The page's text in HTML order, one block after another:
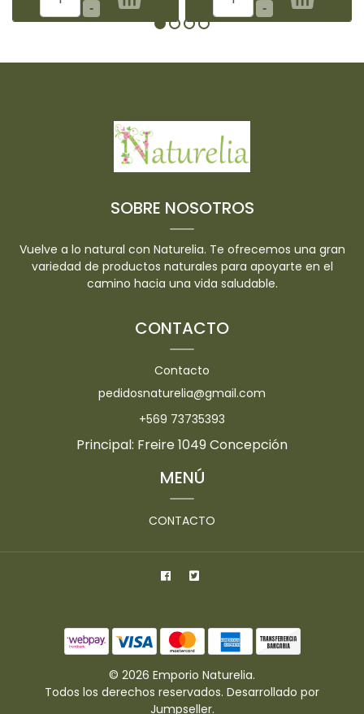
-
-
SOBRE NOSOTROS
Vuelve a lo natural con Naturelia. Te ofrecemos una gran
variedad de productos naturales para apoyarte en el
camino hacia una vida saludable.
CONTACTO
Contacto
pedidosnaturelia@gmail.com
+569 73735393
Principal: Freire 1049 Concepción
MENÚ
CONTACTO
© 2026 Emporio Naturelia.
Todos los derechos reservados. Desarrollado por
Jumpseller.